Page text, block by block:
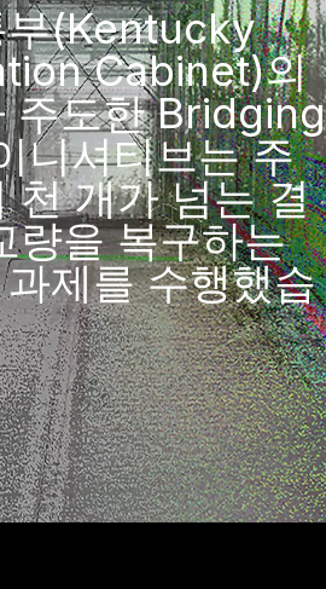
부(Kentucky
Cabinet)의
주도한 Bridging
니셔티브는 주
천 개가 넘는 결
량을 복구하는
제를 수행했습